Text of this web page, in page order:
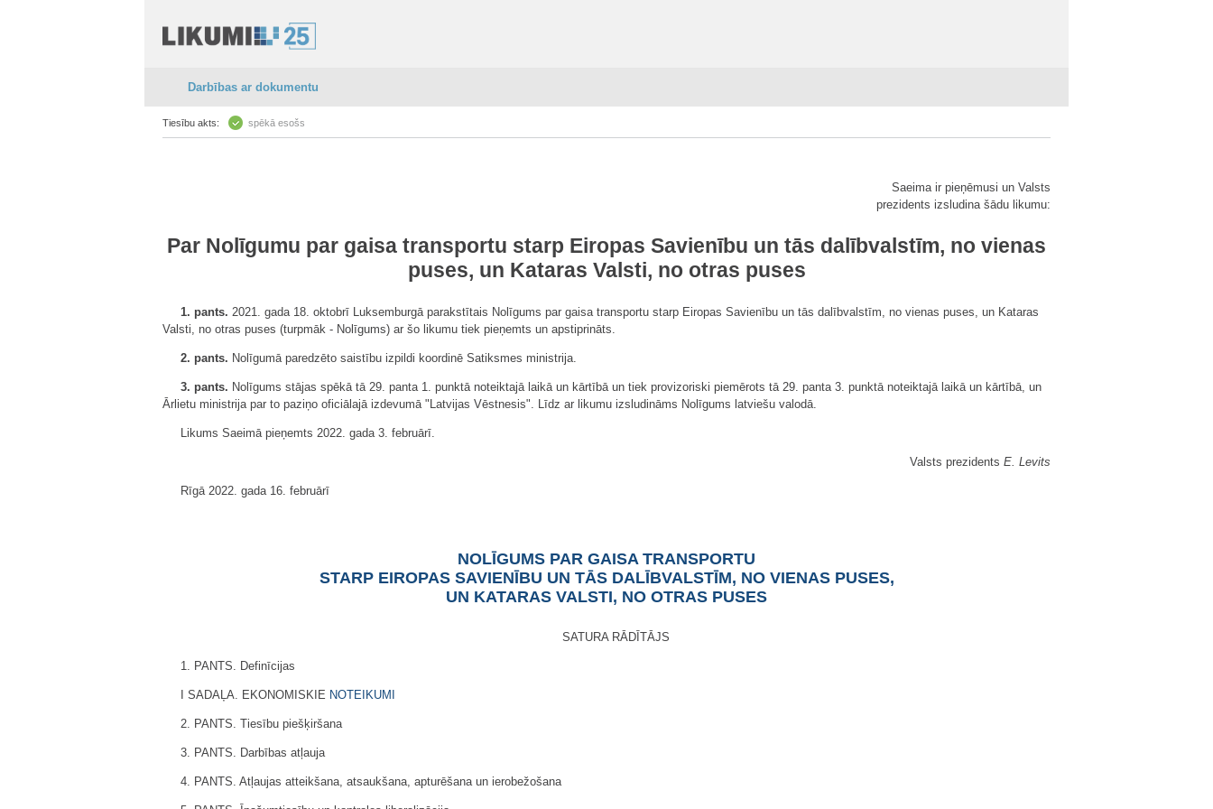
Darbības ar dokumentu
Tiesību akts: spēkā esošs
Saeima ir pieņēmusi un Valsts
prezidents izsludina šādu likumu:
Par Nolīgumu par gaisa transportu starp Eiropas Savienību un tās dalībvalstīm, no vienas
puses, un Kataras Valsti, no otras puses
1. pants. 2021. gada 18. oktobrī Luksemburgā parakstītais Nolīgums par gaisa transportu starp Eiropas Savienību un tās dalībvalstīm, no vienas puses, un Kataras
Valsti, no otras puses (turpmāk - Nolīgums) ar šo likumu tiek pieņemts un apstiprināts.
2. pants. Nolīgumā paredzēto saistību izpildi koordinē Satiksmes ministrija.
3. pants. Nolīgums stājas spēkā tā 29. panta 1. punktā noteiktajā laikā un kārtībā un tiek provizoriski piemērots tā 29. panta 3. punktā noteiktajā laikā un kārtībā, un
Ārlietu ministrija par to paziņo oficiālajā izdevumā "Latvijas Vēstnesis". Līdz ar likumu izsludināms Nolīgums latviešu valodā.
Likums Saeimā pieņemts 2022. gada 3. februārī.
Valsts prezidents E. Levits
Rīgā 2022. gada 16. februārī
NOLĪGUMS PAR GAISA TRANSPORTU
STARP EIROPAS SAVIENĪBU UN TĀS DALĪBVALSTĪM, NO VIENAS PUSES,
UN KATARAS VALSTI, NO OTRAS PUSES
SATURA RĀDĪTĀJS
1. PANTS. Definīcijas
I SADAĻA. EKONOMISKIE NOTEIKUMI
2. PANTS. Tiesību piešķiršana
3. PANTS. Darbības atļauja
4. PANTS. Atļaujas atteikšana, atsaukšana, apturēšana un ierobežošana